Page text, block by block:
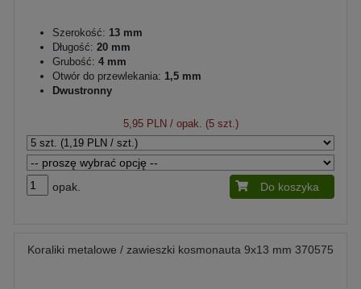
Szerokość: 13 mm
Długość: 20 mm
Grubość: 4 mm
Otwór do przewlekania: 1,5 mm
Dwustronny
5,95 PLN/ opak. (5 szt.)
opak. Do koszyka
Koraliki metalowe / zawieszki kosmonauta 9x13 mm 370575